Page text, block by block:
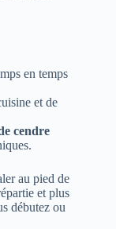
en temps
et de
cendre
au pied de
et plus
débutez ou